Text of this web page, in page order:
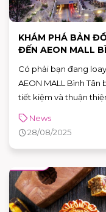
KHÁM PHÁ BẢN
ĐẾN AEON MALL
Có phải bạn đang
AEON MALL Bình
tiết kiệm và thuận
chủ động trong việc
thương mại một cách
News
28/08/2025